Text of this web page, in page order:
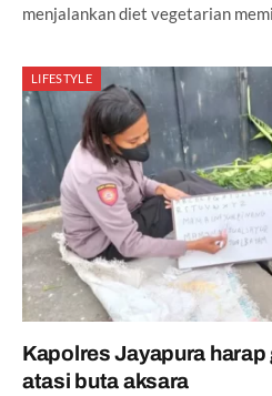
menjalankan diet vegetarian
LIFESTYLE
Kapolres Jayapura
atasi buta aksara